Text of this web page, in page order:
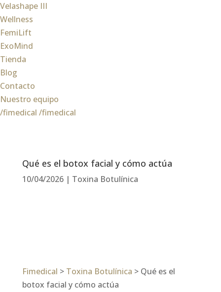
Velashape III
Wellness
FemiLift
ExoMind
Tienda
Blog
Contacto
Nuestro equipo
/fimedical /fimedical
Qué es el botox facial y cómo actúa
10/04/2026| Toxina Botulínica
Fimedical > Toxina Botulínica > Qué es el
botox facial y cómo actúa